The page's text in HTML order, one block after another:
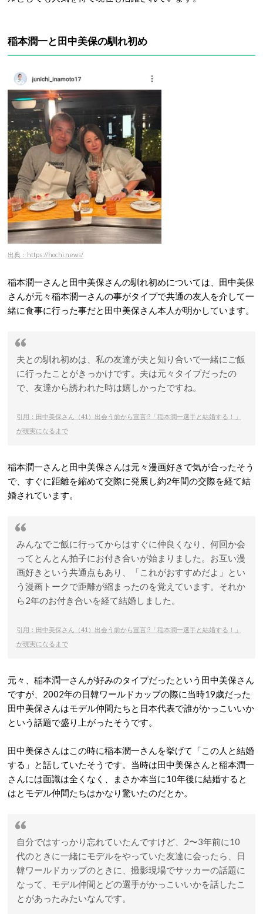
稲本潤一と田中美保の馴れ初め
出典：https://hochi.news/
稲本潤一さんと田中美保さんの馴れ初めについては、田中美保
さんが元々稲本潤一さんの事がタイプで共通の友人を介して一
緒に食事に行った事だと田中美保さん本人が明かしています。
夫との馴れ初めは、私の友達が夫と知り合いで一緒にご飯
に行ったことがきっかけです。夫は元々タイプだったの
で、友達から誘われた時は嬉しかったですね。
引用：田中美保さん（41）出会う前から宣言!?「稲本潤一選手と結婚する！」
が現実になるまで
稲本潤一さんと田中美保さんは元々漫画好きで気が合ったそう
で、すぐに距離を縮めて交際に発展し約2年間の交際を経て結
婚されています。
みんなでご飯に行ってからはすぐに仲良くなり、何回か会
ってとんとん拍子にお付き合いが始まりました。お互い漫
画好きという共通点もあり、「これがおすすめだよ」とい
う漫画トークで距離が縮まったのを覚えています。それか
ら2年のお付き合いを経て結婚しました。
引用：田中美保さん（41）出会う前から宣言!?「稲本潤一選手と結婚する！」
が現実になるまで
元々、稲本潤一さんが好みのタイプだったという田中美保さん
ですが、2002年の日韓ワールドカップの際に当時19歳だった
田中美保さんはモデル仲間たちと日本代表で誰がかっこいいか
という話題で盛り上がったそうです。
田中美保さんはこの時に稲本潤一さんを挙げて「この人と結婚
する」と話していたそうです。当時は田中美保さんと稲本潤一
さんには面識は全くなく、まさか本当に10年後に結婚すると
はとモデル仲間たちはかなり驚いたのだとか。
自分ではすっかり忘れていたんですけど、2〜3年前に10
代のときに一緒にモデルをやっていた友達に会ったら、日
韓ワールドカップのときに、撮影現場でサッカーの話題に
なって、モデル仲間とどの選手がかっこいいかを話したこ
とがあったみたいなんです。